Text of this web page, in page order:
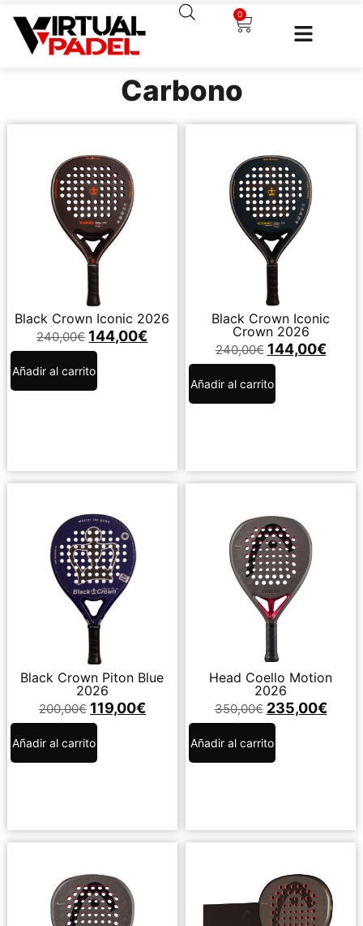
0
Carbono
Black Crown Iconic 2026
240,00€ 144,00€
Añadir al carrito
Black Crown Iconic
Crown 2026
240,00€ 144,00€
Añadir al carrito
Black Crown Piton Blue
2026
200,00€ 119,00€
Añadir al carrito
Head Coello Motion
2026
350,00€ 235,00€
Añadir al carrito